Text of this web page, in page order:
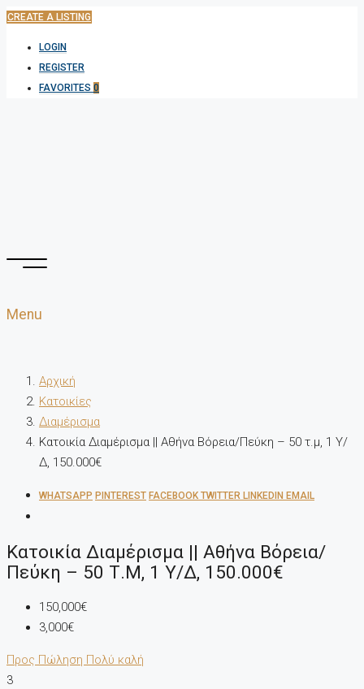
CREATE A LISTING
LOGIN
REGISTER
FAVORITES 0
Menu
Αρχική
Κατοικίες
Διαμέρισμα
Κατοικία Διαμέρισμα || Αθήνα Βόρεια/Πεύκη – 50 τ.μ, 1 Υ/
Δ, 150.000€
WHATSAPP PINTEREST FACEBOOK TWITTER LINKEDIN EMAIL
Κατοικία Διαμέρισμα || Αθήνα Βόρεια/
Πεύκη – 50 Τ.μ, 1 Υ/Δ, 150.000€
150,000€
3,000€
Προς Πώληση Πολύ καλή
3